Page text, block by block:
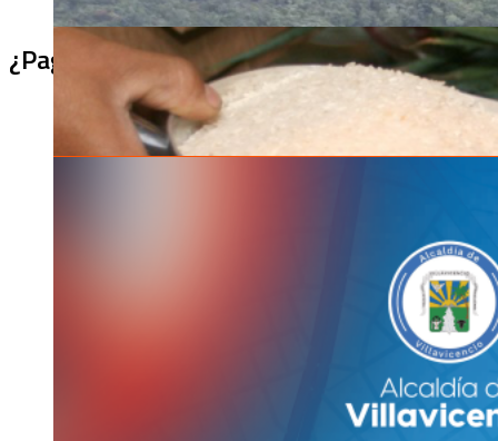
¿Pagaron menos de lo permitido por el